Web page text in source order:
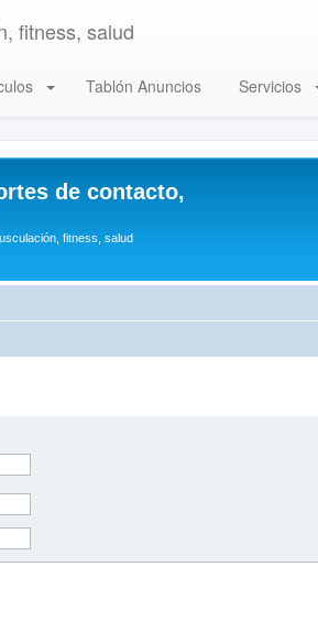
fitness, salud
Tablón Anuncios Servicios
de contacto,
fitness, salud